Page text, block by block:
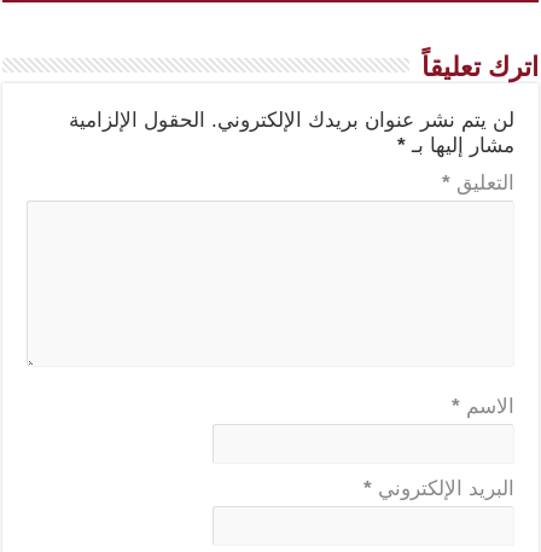
اترك تعليقاً
لن يتم نشر عنوان بريدك الإلكتروني.
الحقول الإلزامية
مشار إليها بـ *
التعليق *
الاسم *
البريد الإلكتروني *